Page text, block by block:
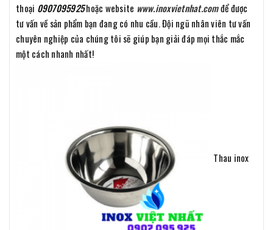
thoại 0907095925hoặc website www.inoxvietnhat.comđể được
tư vấn về sản phẩm bạn đang có nhu cầu. Đội ngũ nhân viên tư vấn
chuyên nghiệp của chúng tôi sẽ giúp bạn giải đáp mọi thắc mắc
một cách nhanh nhất!
Thau inox